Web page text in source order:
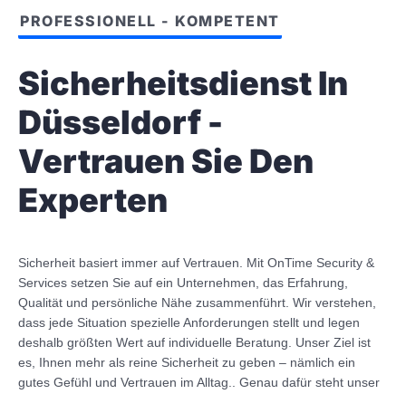
PROFESSIONELL - KOMPETENT
Sicherheitsdienst In
Düsseldorf -
Vertrauen Sie Den
Experten
Sicherheit basiert immer auf Vertrauen. Mit OnTime Security &
Services setzen Sie auf ein Unternehmen, das Erfahrung,
Qualität und persönliche Nähe zusammenführt. Wir verstehen,
dass jede Situation spezielle Anforderungen stellt und legen
deshalb größten Wert auf individuelle Beratung. Unser Ziel ist
es, Ihnen mehr als reine Sicherheit zu geben – nämlich ein
gutes Gefühl und Vertrauen im Alltag.. Genau dafür steht unser